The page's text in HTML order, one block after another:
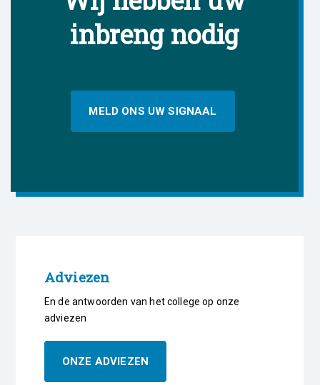
inbreng nodig
MELD ONS UW SIGNAAL
Adviezen
En de antwoorden van het college op onze
adviezen
ONZE ADVIEZEN